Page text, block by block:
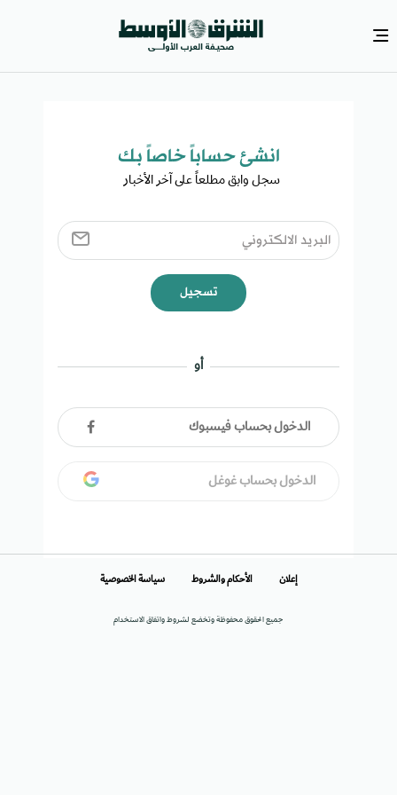
انشئ حساباً خاصاً بك​
سجل وابق مطلعاً على آخر الأخبار ​
تسجيل
أو
الدخول بحساب فيسبوك
الدخول بحساب غوغل
جميع الحقوق محفوظة وتخضع لشروط واتفاق الاستخدام
إعلان الأحكام والشروط سياسة الخصوصية